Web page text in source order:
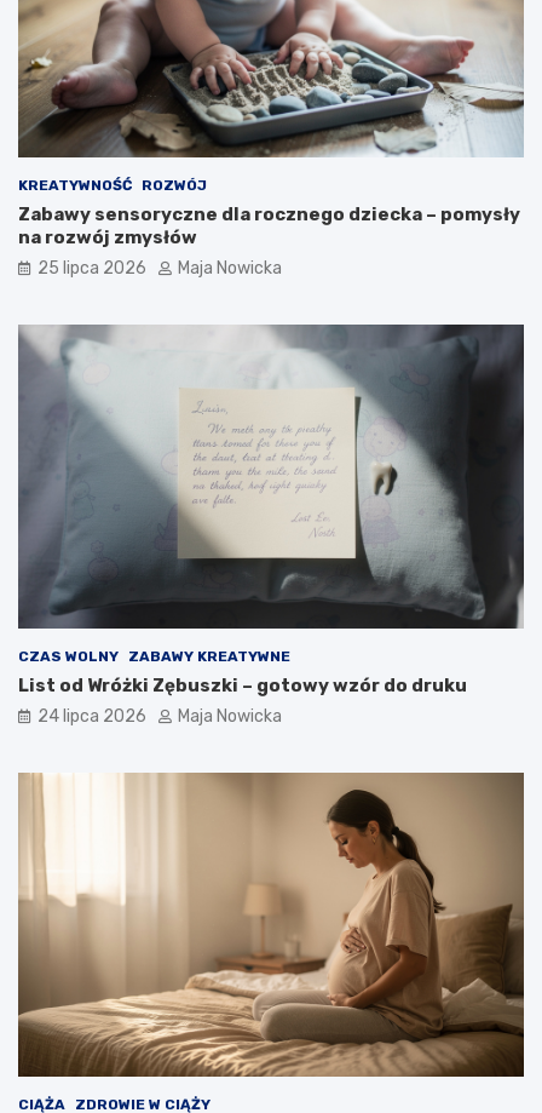
KREATYWNOŚĆ ROZWÓJ
Zabawy sensoryczne dla rocznego dziecka – pomysły
na rozwój zmysłów
25 lipca 2026 Maja Nowicka
CZAS WOLNY ZABAWY KREATYWNE
List od Wróżki Zębuszki – gotowy wzór do druku
24 lipca 2026 Maja Nowicka
CIĄŻA ZDROWIE W CIĄŻY